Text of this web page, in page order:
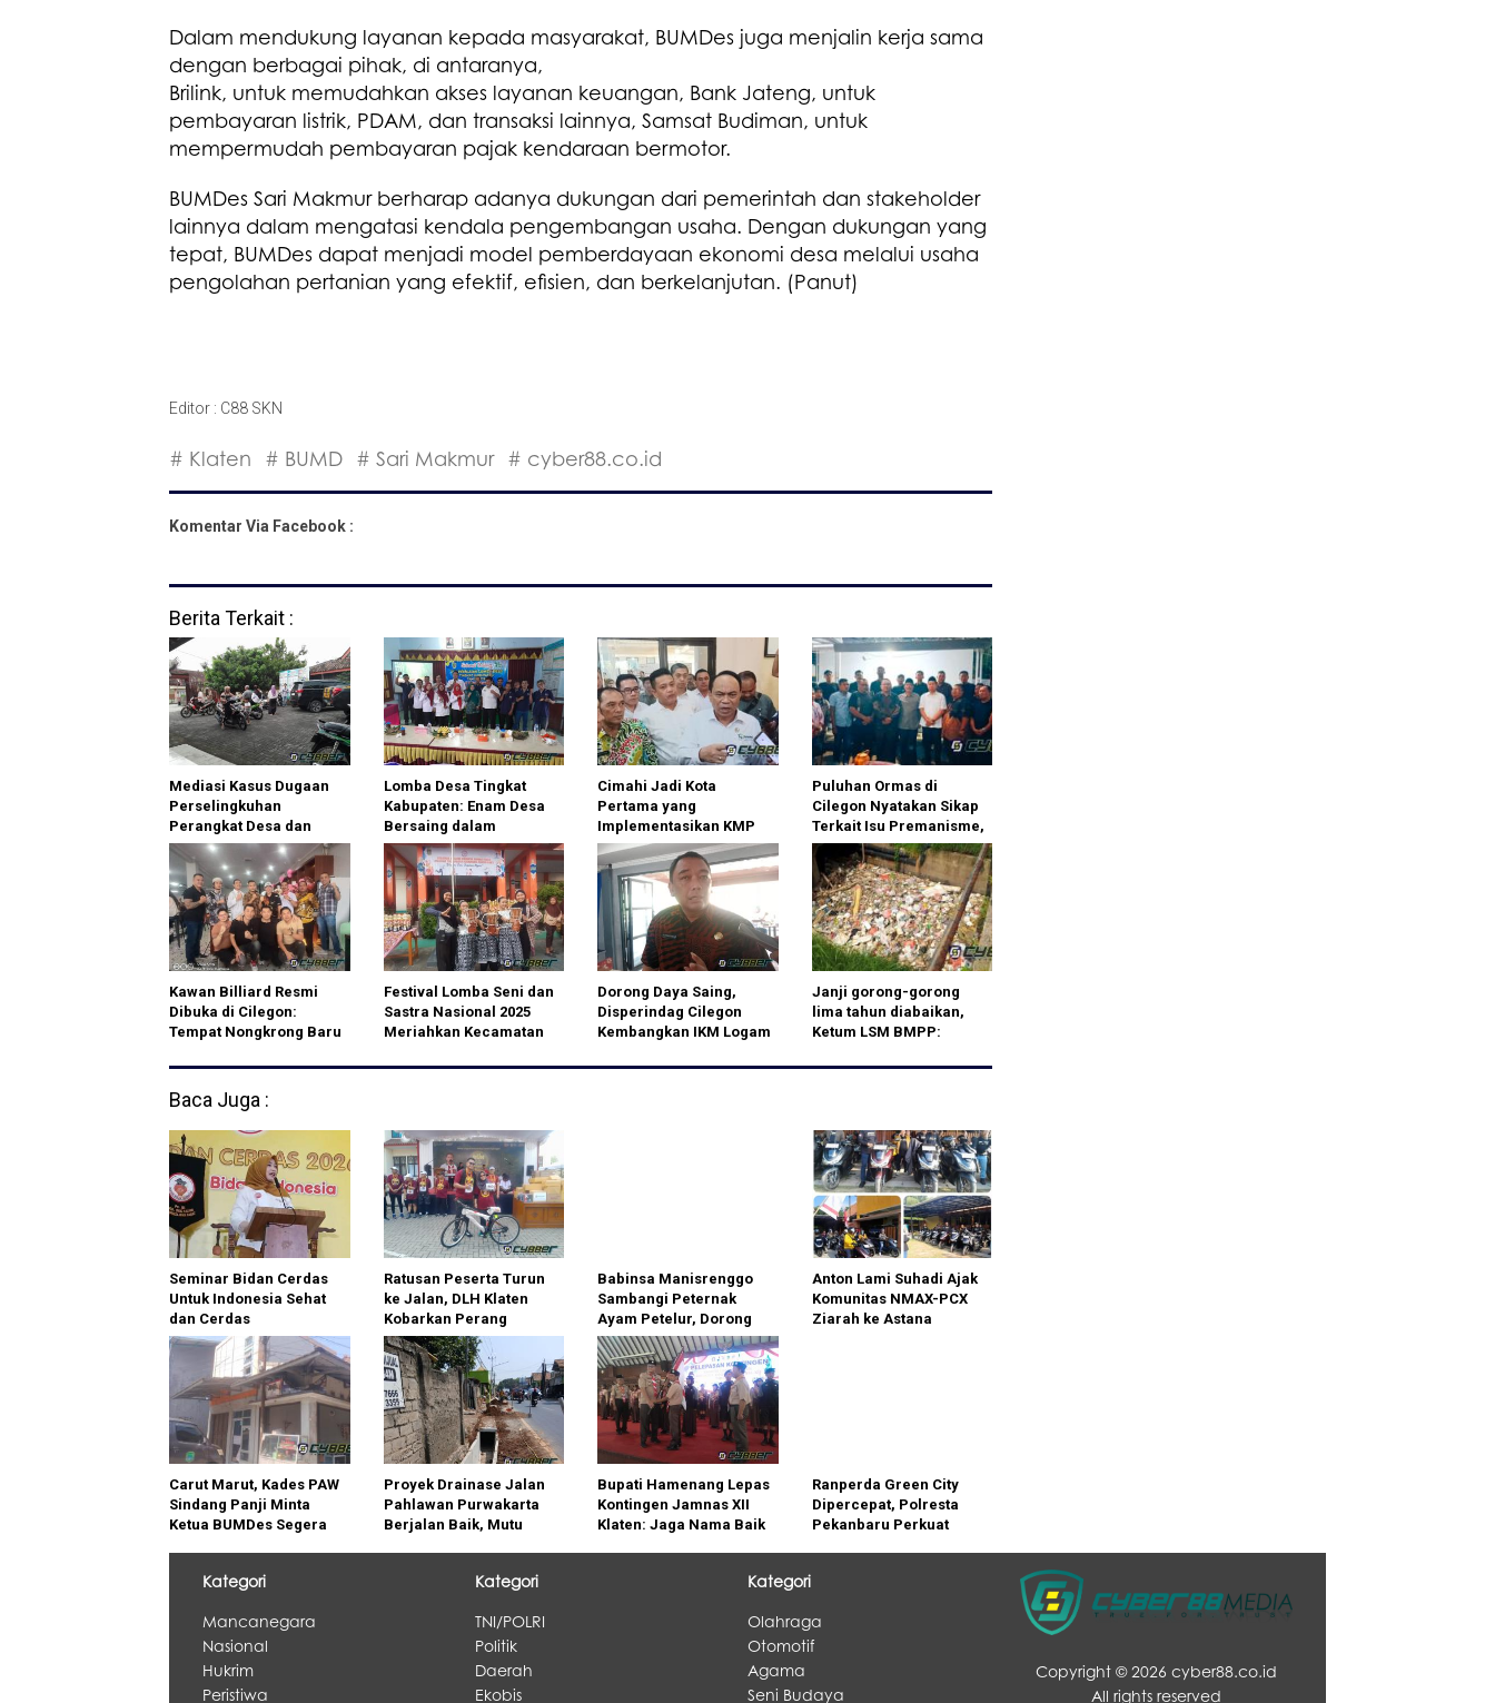
Dalam mendukung layanan kepada masyarakat, BUMDes juga menjalin kerja sama
dengan berbagai pihak, di antaranya,
Brilink, untuk memudahkan akses layanan keuangan, Bank Jateng, untuk
pembayaran listrik, PDAM, dan transaksi lainnya, Samsat Budiman, untuk
mempermudah pembayaran pajak kendaraan bermotor.
BUMDes Sari Makmur berharap adanya dukungan dari pemerintah dan stakeholder
lainnya dalam mengatasi kendala pengembangan usaha. Dengan dukungan yang
tepat, BUMDes dapat menjadi model pemberdayaan ekonomi desa melalui usaha
pengolahan pertanian yang efektif, efisien, dan berkelanjutan. (Panut)
Editor : C88 SKN
# Klaten # BUMD # Sari Makmur # cyber88.co.id
Komentar Via Facebook :
Berita Terkait :
Mediasi Kasus Dugaan
Perselingkuhan
Perangkat Desa dan
Warga di Klaten Berakhir
Damai
Lomba Desa Tingkat
Kabupaten: Enam Desa
Bersaing dalam
Ketahanan Pangan
Cimahi Jadi Kota
Pertama yang
Implementasikan KMP
Secara Merata
Puluhan Ormas di
Cilegon Nyatakan Sikap
Terkait Isu Premanisme,
Tegaskan Dukungan
terhadap Investasi dan
Wali Kota
Kawan Billiard Resmi
Dibuka di Cilegon:
Tempat Nongkrong Baru
dan Dukungan untuk
Dunia Olahraga
Festival Lomba Seni dan
Sastra Nasional 2025
Meriahkan Kecamatan
Dorong Daya Saing,
Disperindag Cilegon
Kembangkan IKM Logam
Pentahelix
Janji gorong-gorong
lima tahun diabaikan,
Ketum LSM BMPP:
kami siap bangun
Baca Juga :
Seminar Bidan Cerdas
Untuk Indonesia Sehat
dan Cerdas
Ratusan Peserta Turun
ke Jalan, DLH Klaten
Kobarkan Perang
Sampah dari Rumah
Babinsa Manisrenggo
Sambangi Peternak
Ayam Petelur, Dorong
Ketahanan Pangan
Anton Lami Suhadi Ajak
Komunitas NMAX-PCX
Ziarah ke Astana
Carut Marut, Kades PAW
Sindang Panji Minta
Ketua BUMDes Segera
Proyek Drainase Jalan
Pahlawan Purwakarta
Berjalan Baik, Mutu
Bupati Hamenang Lepas
Kontingen Jamnas XII
Klaten: Jaga Nama Baik
Ranperda Green City
Dipercepat, Polresta
Pekanbaru Perkuat
Kategori
Mancanegara
Nasional
Hukrim
Peristiwa
Kategori
TNI/POLRI
Politik
Daerah
Ekobis
Kategori
Olahraga
Otomotif
Agama
Seni Budaya
Copyright ©2026 cyber88.co.id
All rights reserved